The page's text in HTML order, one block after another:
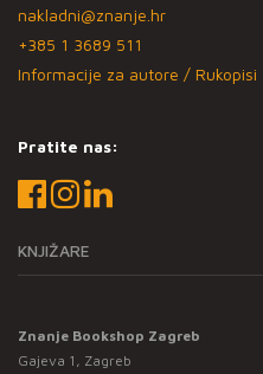
nakladni@znanje.hr
+385 1 3689 511
Informacije za autore / Rukopisi
Pratite nas:
KNJIŽARE
Znanje Bookshop Zagreb
Gajeva 1, Zagreb